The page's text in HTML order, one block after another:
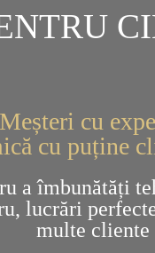
cu
cu puține
a îmbunătăți
lucrări
multe cliente